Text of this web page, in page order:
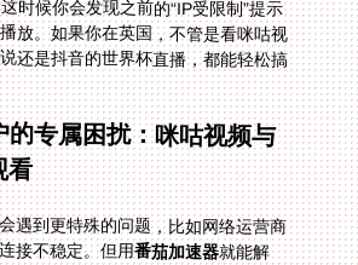
的专属困扰：咪咕视频与
看
遇到更特殊的问题，比如网络运营商
接不稳定。但用番茄加速器就能解
决：它的欧洲节点覆盖广泛，能快速连接国内服务器。比